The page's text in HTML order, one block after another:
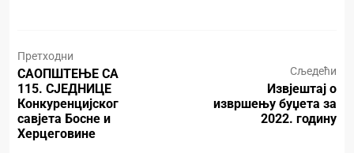
Претходни
САОПШТЕЊЕ СА
115. СЈЕДНИЦЕ
Конкуренцијског
савјета Босне и
Херцеговине
Сљедећи
Извјештај о
извршењу буџета за
2022. годину